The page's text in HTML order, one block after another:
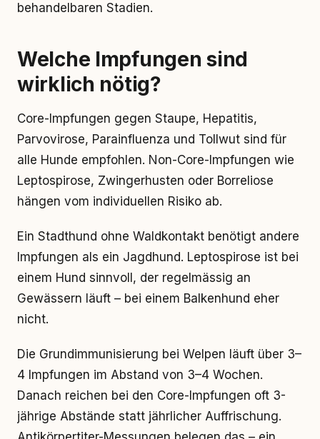
behandelbaren Stadien.
Welche Impfungen sind
wirklich nötig?
Core-Impfungen gegen Staupe, Hepatitis,
Parvovirose, Parainfluenza und Tollwut sind für
alle Hunde empfohlen. Non-Core-Impfungen wie
Leptospirose, Zwingerhusten oder Borreliose
hängen vom individuellen Risiko ab.
Ein Stadthund ohne Waldkontakt benötigt andere
Impfungen als ein Jagdhund. Leptospirose ist bei
einem Hund sinnvoll, der regelmässig an
Gewässern läuft – bei einem Balkenhund eher
nicht.
Die Grundimmunisierung bei Welpen läuft über 3–
4 Impfungen im Abstand von 3–4 Wochen.
Danach reichen bei den Core-Impfungen oft 3-
jährige Abstände statt jährlicher Auffrischung.